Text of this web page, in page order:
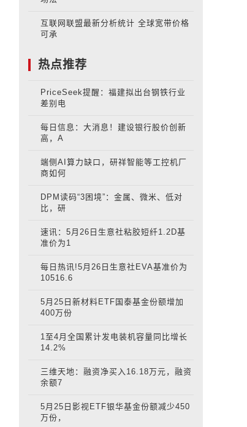
互联网联盟最新分析统计 全球宽带价格
可承
热点推荐
PriceSeek提醒：福建拟出台钢铁行业
差别电
每日信息：大消息！建设银行股价创新
高，A
端侧AI算力缺口，研祥智能等工控机厂
商如何
DPM读码“3困境”：金属、微米、低对
比，研
速讯：5月26日生意社粘胶短纤1.2D基
准价为1
每日热讯!5月26日生意社EVA基准价为
10516.6
5月25日新材料ETF国泰基金份额增加
400万份
1至4月全国累计发电装机容量同比增长
14.2%
三维天地：融资净买入16.18万元，融资
余额7
5月25日影视ETF银华基金份额减少450
万份，